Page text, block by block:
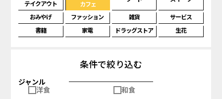
テイクアウト
カフェ
おみやげ ファッション 雑貨
サービス
書籍
家電 ドラッグストア 生花
条件で絞り込む
ジャンル
洋食
和食